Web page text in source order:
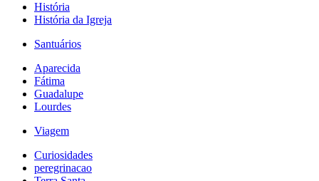
História
História da Igreja
Santuários
Aparecida
Fátima
Guadalupe
Lourdes
Viagem
Curiosidades
peregrinacao